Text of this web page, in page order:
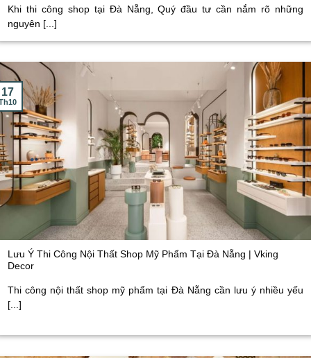
Khi thi công shop tại Đà Nẵng, Quý đầu tư cần nắm rõ những
nguyên [...]
Lưu Ý Thi Công Nội Thất Shop Mỹ Phẩm Tại Đà Nẵng | Vking
Decor
Thi công nội thất shop mỹ phẩm tại Đà Nẵng cần lưu ý nhiều yếu
[...]
17